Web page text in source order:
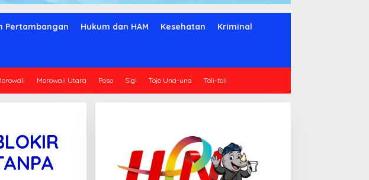
Pertambangan Hukum dan HAM Kesehatan Kriminal
Morowali Utara Poso Sigi Tojo Una-una Toli-toli